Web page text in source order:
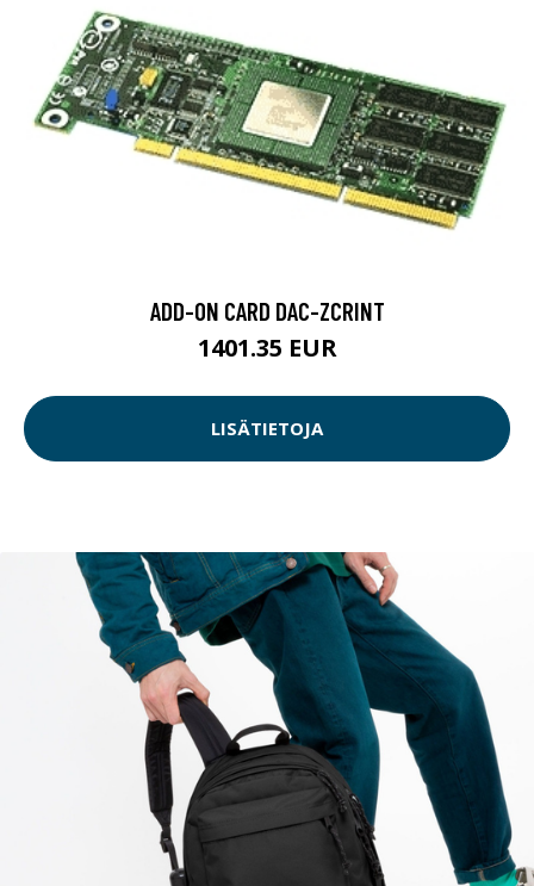
ADD-ON CARD DAC-ZCRINT
1401.35 EUR
LISÄTIETOJA